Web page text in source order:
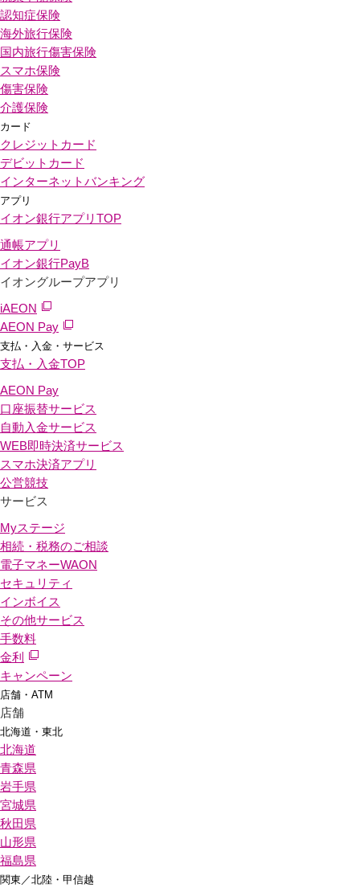
認知症保険
海外旅行保険
国内旅行傷害保険
スマホ保険
傷害保険
介護保険
カード
クレジットカード
デビットカード
インターネットバンキング
アプリ
イオン銀行アプリ TOP
通帳アプリ
イオン銀行PayB
イオングループアプリ
iAEON
AEON Pay
支払・入金・サービス
支払・入金TOP
AEON Pay
口座振替サービス
自動入金サービス
WEB即時決済サービス
スマホ決済アプリ
公営競技
サービス
Myステージ
相続・税務のご相談
電子マネーWAON
セキュリティ
インボイス
その他サービス
手数料
金利
キャンペーン
店舗・ATM
店舗
北海道・東北
北海道
青森県
岩手県
宮城県
秋田県
山形県
福島県
関東／北陸・甲信越